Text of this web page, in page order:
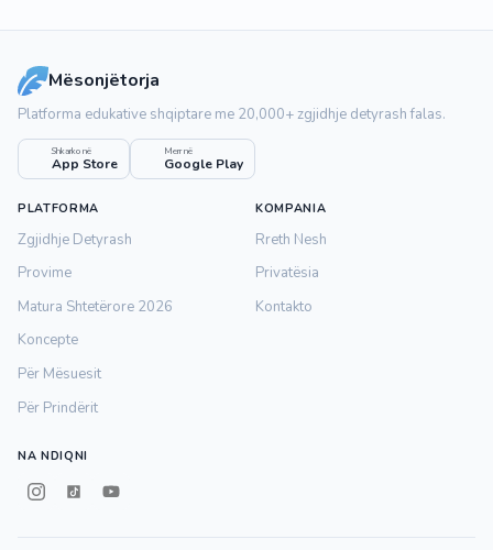
Mësonjëtorja
Platforma edukative shqiptare me 20,000+ zgjidhje detyrash falas.
Shkarko në
App Store
Merr në
Google Play
PLATFORMA
Zgjidhje Detyrash
Provime
Matura Shtetërore 2026
Koncepte
Për Mësuesit
Për Prindërit
KOMPANIA
Rreth Nesh
Privatësia
Kontakto
NA NDIQNI